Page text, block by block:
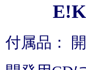
付属品：